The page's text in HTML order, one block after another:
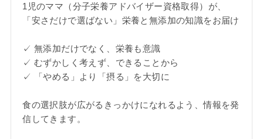
1児のママ（分子栄養アドバイザー資格取得）が、
「安さだけで選ばない」栄養と無添加の知識をお届け
✓ 無添加だけでなく、栄養も意識
✓ むずかしく考えず、できることから
✓ 「やめる」より「摂る」を大切に
食の選択肢が広がるきっかけになれるよう、情報を発
信してきます。